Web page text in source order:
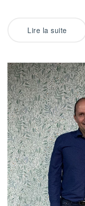
Lire la suite